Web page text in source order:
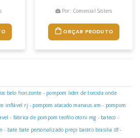
Por: Comercial Sisters
ORÇAR PRODUTO
belo horizonte - pompom lider de torcida onde
inflável rj - pompom atacado manaus am - pompom
- fábrica de pompom teofilo otoni mg - bateco -
- bate bate personalizado preço barato brasilia df-